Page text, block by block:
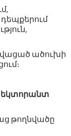
ածուխի
թողնվածը